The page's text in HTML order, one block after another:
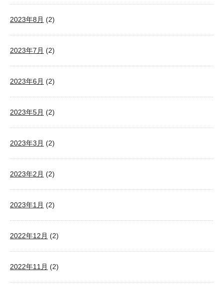
2023年8月 (2)
2023年7月 (2)
2023年6月 (2)
2023年5月 (2)
2023年3月 (2)
2023年2月 (2)
2023年1月 (2)
2022年12月 (2)
2022年11月 (2)